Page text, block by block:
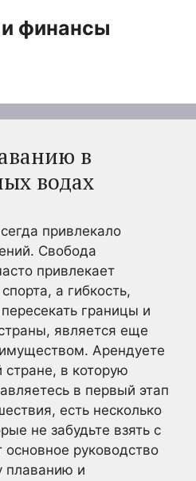
финансы
в
водах
привлекало
Свобода
привлекает
а гибкость,
границы и
является еще
Арендуете
в которую
в первый этап
есть несколько
не забудьте взять с
основное руководство
плаванию и